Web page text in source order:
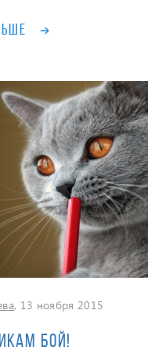
, 13 ноября 2015
бой!